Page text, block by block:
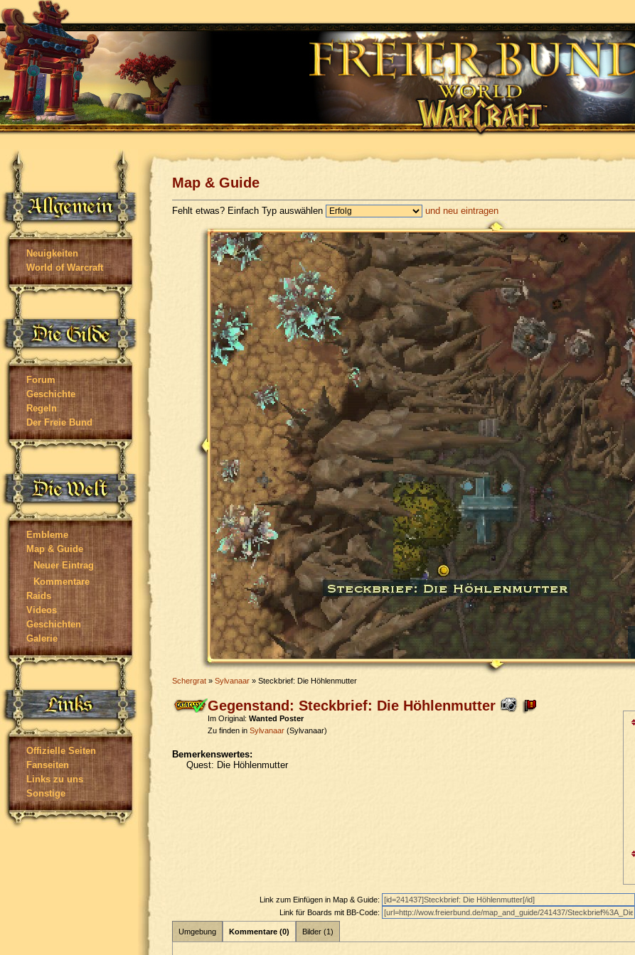
Neuigkeiten
World of Warcraft
Forum
Geschichte
Regeln
Der Freie Bund
Embleme
Map & Guide
Neuer Eintrag
Kommentare
Raids
Videos
Geschichten
Galerie
Offizielle Seiten
Fanseiten
Links zu uns
Sonstige
Map & Guide
Fehlt etwas? Einfach Typ auswählen und neu eintragen
Schergrat » Sylvanaar » Steckbrief: Die Höhlenmutter
Gegenstand: Steckbrief: Die Höhlenmutter
Im Original: Wanted Poster
Zu finden in Sylvanaar (Sylvanaar)
Bemerkenswertes:
Quest: Die Höhlenmutter
Link zum Einfügen in Map & Guide:
Link für Boards mit BB-Code:
Umgebung Kommentare (0) Bilder (1)